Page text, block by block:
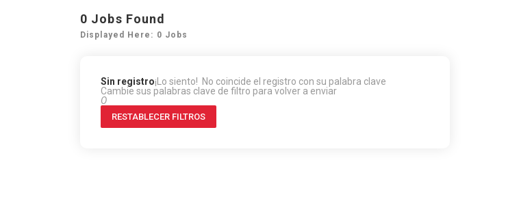
0 Jobs Found
Displayed Here: 0 Jobs
Sin registro¡Lo siento! No coincide el registro con su palabra clave
Cambie sus palabras clave de filtro para volver a enviar
O
RESTABLECER FILTROS